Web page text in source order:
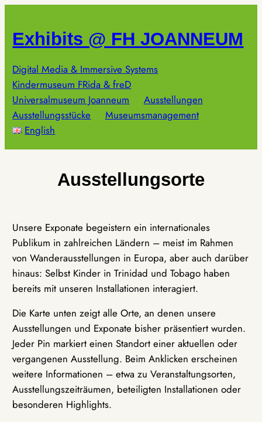
springen
Exhibits @ FH JOANNEUM
Digital Media & Immersive Systems
Kindermuseum FRida & freD
Universalmuseum Joanneum
Ausstellungen
Ausstellungsstücke
Museumsmanagement
English
Ausstellungsorte
Unsere Exponate begeistern ein internationales
Publikum in zahlreichen Ländern – meist im Rahmen
von Wanderausstellungen in Europa, aber auch darüber
hinaus: Selbst Kinder in Trinidad und Tobago haben
bereits mit unseren Installationen interagiert.
Die Karte unten zeigt alle Orte, an denen unsere
Ausstellungen und Exponate bisher präsentiert wurden.
Jeder Pin markiert einen Standort einer aktuellen oder
vergangenen Ausstellung. Beim Anklicken erscheinen
weitere Informationen – etwa zu Veranstaltungsorten,
Ausstellungszeiträumen, beteiligten Installationen oder
besonderen Highlights.